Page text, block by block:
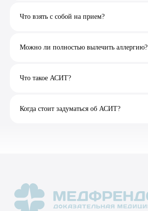
Что взять с собой на прием?
Можно ли полностью вылечить аллергию?
Что такое АСИТ?
Когда стоит задуматься об АСИТ?